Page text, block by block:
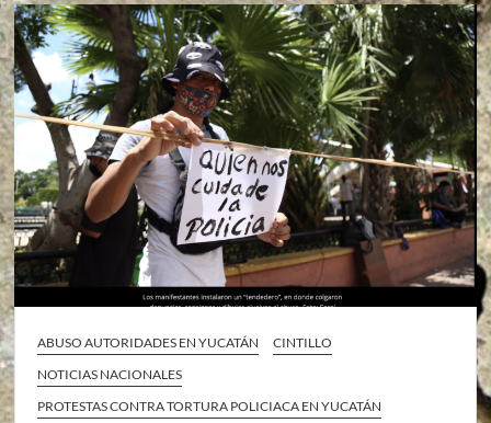
ABUSO AUTORIDADES EN YUCATÁN
CINTILLO
NOTICIAS NACIONALES
PROTESTAS CONTRA TORTURA POLICIACA EN YUCATÁN